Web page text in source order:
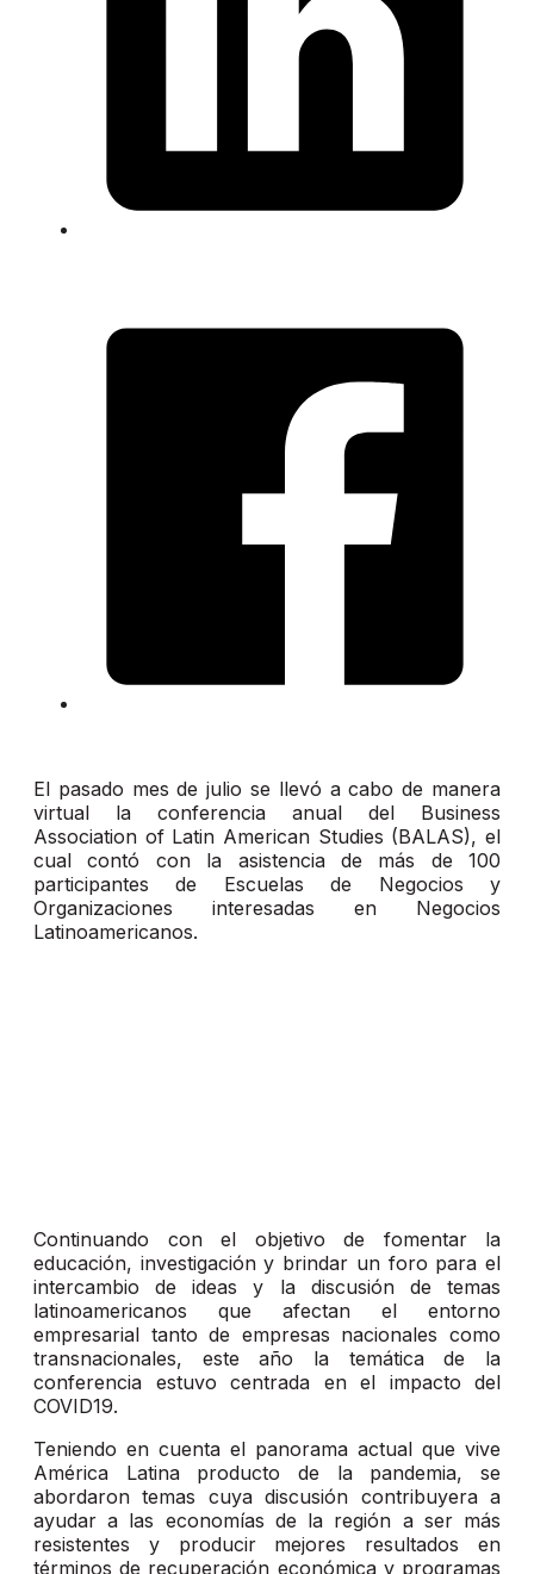
El pasado mes de julio se llevó a cabo de manera
virtual la conferencia anual del Business
Association of Latin American Studies (BALAS), el
cual contó con la asistencia de más de 100
participantes de Escuelas de Negocios y
Organizaciones interesadas en Negocios
Latinoamericanos.
Continuando con el objetivo de fomentar la
educación, investigación y brindar un foro para el
intercambio de ideas y la discusión de temas
latinoamericanos que afectan el entorno
empresarial tanto de empresas nacionales como
transnacionales, este año la temática de la
conferencia estuvo centrada en el impacto del
COVID19.
Teniendo en cuenta el panorama actual que vive
América Latina producto de la pandemia, se
abordaron temas cuya discusión contribuyera a
ayudar a las economías de la región a ser más
resistentes y producir mejores resultados en
términos de recuperación económica y programas